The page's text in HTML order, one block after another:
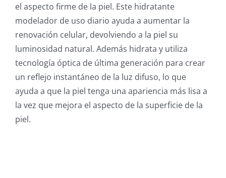
el aspecto firme de la piel. Este hidratante
modelador de uso diario ayuda a aumentar la
renovación celular, devolviendo a la piel su
luminosidad natural. Además hidrata y utiliza
tecnología óptica de última generación para crear
un reflejo instantáneo de la luz difuso, lo que
ayuda a que la piel tenga una apariencia más lisa a
la vez que mejora el aspecto de la superficie de la
piel.